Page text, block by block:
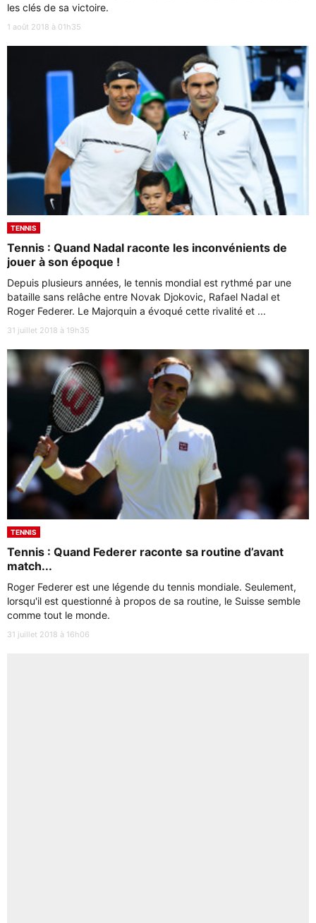
les clés de sa victoire.
1 août 2018 à 01h35
TENNIS
Tennis : Quand Nadal raconte les inconvénients de
jouer à son époque !
Depuis plusieurs années, le tennis mondial est rythmé par une
bataille sans relâche entre Novak Djokovic, Rafael Nadal et
Roger Federer. Le Majorquin a évoqué cette rivalité et ...
31 juillet 2018 à 19h35
TENNIS
Tennis : Quand Federer raconte sa routine d’avant
match...
Roger Federer est une légende du tennis mondiale. Seulement,
lorsqu'il est questionné à propos de sa routine, le Suisse semble
comme tout le monde.
31 juillet 2018 à 16h06